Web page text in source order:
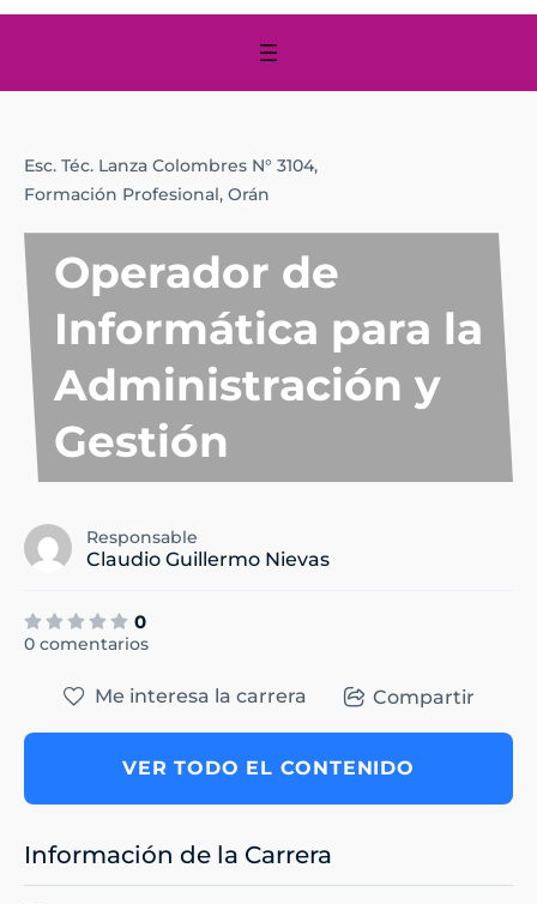
Esc. Téc. Lanza Colombres N° 3104,
Formación Profesional, Orán
Operador de
Informática para la
Administración y
Gestión
Responsable
Claudio Guillermo Nievas
0
0 comentarios
Me interesa la carrera Compartir
VER TODO EL CONTENIDO
Información de la Carrera